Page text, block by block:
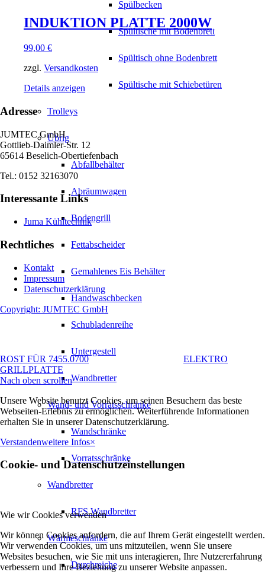
Spülbecken
Spültische mit Bodenbrett
Spültisch ohne Bodenbrett
Spültische mit Schiebetüren
Trolleys
Übrig
Abfallbehälter
Abräumwagen
Bodengrill
Fettabscheider
Gemahlenes Eis Behälter
Handwaschbecken
Schubladenreihe
Untergestell
Wandbretter
Wand- und Vorratsschränke
Wandschränke
Vorratsschränke
Wandbretter
RFS Wandbretter
Wärmeschränke
Durchreiche
INDUKTION PLATTE 2000W
99,00 €
zzgl. Versandkosten
Details anzeigen
Adresse
JUMTEC GmbH
Gottlieb-Daimler-Str. 12
65614 Beselich-Obertiefenbach
Tel.: 0152 32163070
Interessante Links
Juma Kühltechnik
Rechtliches
Kontakt
Impressum
Datenschutzerklärung
Copyright: JUMTEC GmbH
ROST FÜR 7455.0700
ELEKTRO
GRILLPLATTE
Nach oben scrollen
Unsere Website benutzt Cookies, um seinen Besuchern das beste
Webseiten-Erlebnis zu ermöglichen. Weiterführende Informationen
erhalten Sie in unserer Datenschutzerklärung.
Verstandenweitere Infos×
Cookie- und Datenschutzeinstellungen
Wie wir Cookies verwenden
Wir können Cookies anfordern, die auf Ihrem Gerät eingestellt werden.
Wir verwenden Cookies, um uns mitzuteilen, wenn Sie unsere
Websites besuchen, wie Sie mit uns interagieren, Ihre Nutzererfahrung
verbessern und Ihre Beziehung zu unserer Website anpassen.